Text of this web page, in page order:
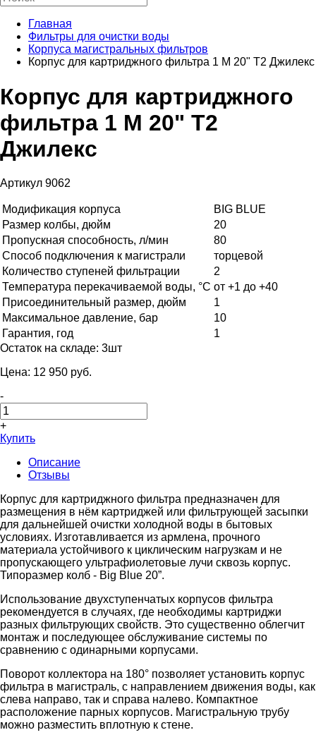
Главная
Фильтры для очистки воды
Корпуса магистральных фильтров
Корпус для картриджного фильтра 1 М 20" Т2 Джилекс
Корпус для картриджного
фильтра 1 М 20" Т2
Джилекс
Артикул 9062
Модификация корпуса
BIG BLUE
Размер колбы, дюйм
20
Пропускная способность, л/мин
80
Способ подключения к магистрали
торцевой
Количество ступеней фильтрации
2
Температура перекачиваемой воды, °С от +1 до +40
Присоединительный размер, дюйм
1
Максимальное давление, бар
10
Гарантия, год
1
Остаток на складе: 3шт
Цена: 12 950 pуб.
-
+
Купить
Описание
Отзывы
Корпус для картриджного фильтра предназначен для
размещения в нём картриджей или фильтрующей засыпки
для дальнейшей очистки холодной воды в бытовых
условиях. Изготавливается из армлена, прочного
материала устойчивого к циклическим нагрузкам и не
пропускающего ультрафиолетовые лучи сквозь корпус.
Типоразмер колб - Big Blue 20”.
Использование двухступенчатых корпусов фильтра
рекомендуется в случаях, где необходимы картриджи
разных фильтрующих свойств. Это существенно облегчит
монтаж и последующее обслуживание системы по
сравнению с одинарными корпусами.
Поворот коллектора на 180° позволяет установить корпус
фильтра в магистраль, с направлением движения воды, как
слева направо, так и справа налево. Компактное
расположение парных корпусов. Магистральную трубу
можно разместить вплотную к стене.